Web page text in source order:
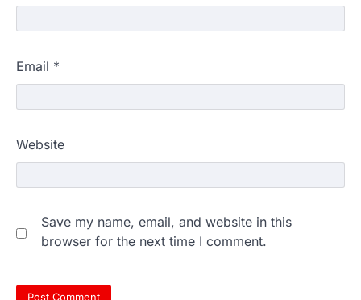
Email *
Website
Save my name, email, and website in this
browser for the next time I comment.